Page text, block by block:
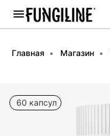
Главная Магазин
60 капсул